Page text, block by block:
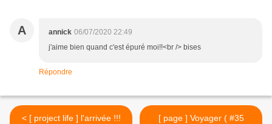
A annick 06/07/2020 22:49
j'aime bien quand c'est épuré moi!!<br /> bises
Répondre
< [ project life ] l'arrivée !!!
[ page ] Voyager ( #35